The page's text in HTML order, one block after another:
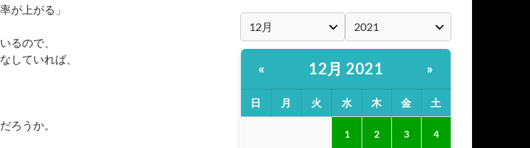
が上がる」
るので、
していれば、
ろうか。
« 12月 2021 »
日 月 火 水 木 金 土
1 2 3 4